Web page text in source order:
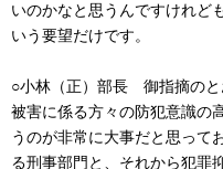
いのかなと思うんですけれど
いう要望だけです。
○小林（正）部長 御指摘のと
被害に係る方々の防犯意識の
うのが非常に大事だと思って
る刑事部門と、それから犯罪